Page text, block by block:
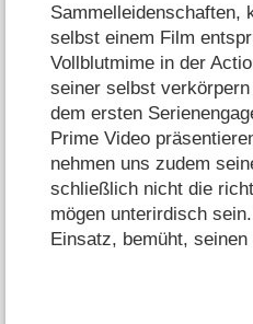
Sammelleidenschaften,
selbst einem Film
Vollblutmime in der
seiner selbst
dem ersten
Prime Video
nehmen uns zudem
schließlich nicht die
mögen unterirdisch
Einsatz, bemüht,